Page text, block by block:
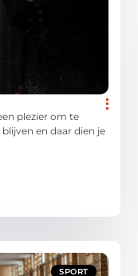
plezier om te
en daar dien je
SPORT